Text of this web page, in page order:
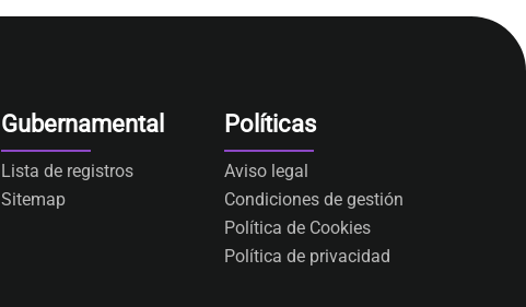
Gubernamental
Lista de registros
Sitemap
Políticas
Aviso legal
Condiciones de gestión
Política de Cookies
Política de privacidad